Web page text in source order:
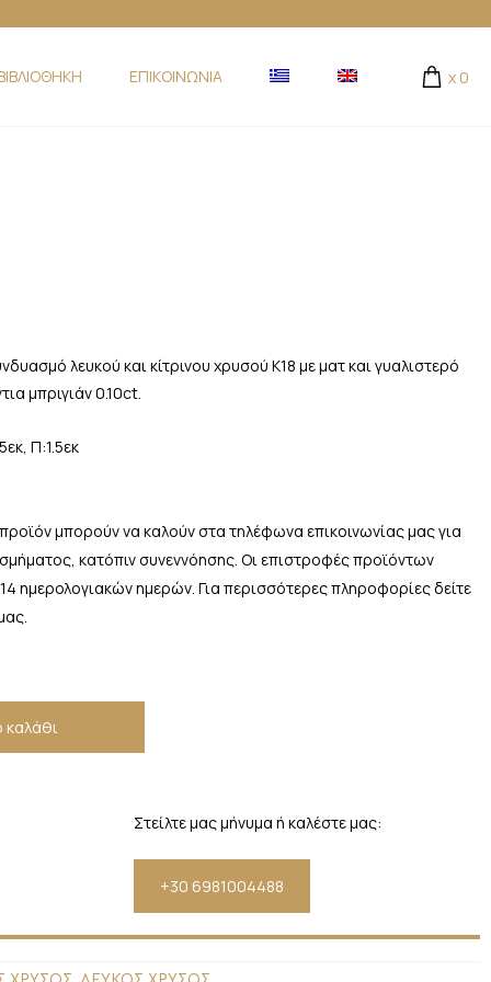
ΕΠΙΚΟΙΝΩΝΙΑ x 0
λευκού και κίτρινου χρυσού Κ18 με ματ και γυαλιστερό
μπριγιάν 0.10ct.
Π:1.5εκ
μπορούν να καλούν στα τηλέφωνα επικοινωνίας μας για
κατόπιν συνεννόησης. Οι επιστροφές προϊόντων
ημερολογιακών ημερών. Για περισσότερες πληροφορίες δείτε
Στείλτε μας μήνυμα ή καλέστε μας:
+30 6981004488